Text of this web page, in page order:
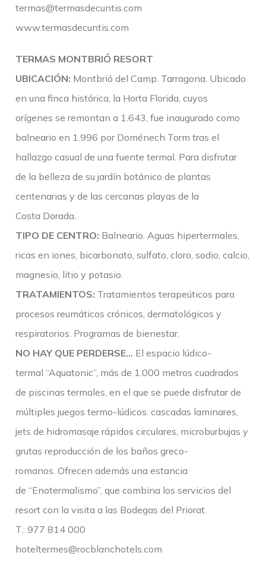
termas@termasdecuntis.com
www.termasdecuntis.com
TERMAS MONTBRIÓ RESORT
UBICACIÓN: Montbrió del Camp. Tarragona. Ubicado
en una finca histórica, la Horta Florida, cuyos
orígenes se remontan a 1.643, fue inaugurado como
balneario en 1.996 por Doménech Torm tras el
hallazgo casual de una fuente termal. Para disfrutar
de la belleza de su jardín botánico de plantas
centenarias y de las cercanas playas de la
Costa Dorada.
TIPO DE CENTRO: Balneario. Aguas hipertermales,
ricas en iones, bicarbonato, sulfato, cloro, sodio, calcio,
magnesio, litio y potasio.
TRATAMIENTOS: Tratamientos terapeúticos para
procesos reumáticos crónicos, dermatológicos y
respiratorios. Programas de bienestar.
NO HAY QUE PERDERSE… El espacio lúdico-
termal “Aquatonic”, más de 1.000 metros cuadrados
de piscinas termales, en el que se puede disfrutar de
múltiples juegos termo-lúdicos: cascadas laminares,
jets de hidromasaje rápidos circulares, microburbujas y
grutas reproducción de los baños greco-
romanos. Ofrecen además una estancia
de “Enotermalismo”, que combina los servicios del
resort con la visita a las Bodegas del Priorat.
T.: 977 814 000
hoteltermes@rocblanchotels.com